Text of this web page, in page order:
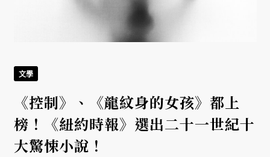
文學
《控制》、《龍紋身的女孩》都上
榜！《紐約時報》選出二十一世紀十
大驚悚小說！